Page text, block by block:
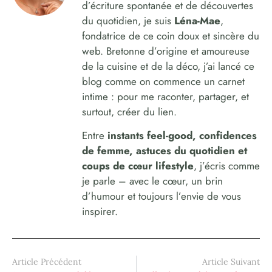
d’écriture spontanée et de découvertes
du quotidien, je suis Léna-Mae,
fondatrice de ce coin doux et sincère du
web. Bretonne d’origine et amoureuse
de la cuisine et de la déco, j’ai lancé ce
blog comme on commence un carnet
intime : pour me raconter, partager, et
surtout, créer du lien.
Entre instants feel-good, confidences
de femme, astuces du quotidien et
coups de cœur lifestyle, j’écris comme
je parle – avec le cœur, un brin
d’humour et toujours l’envie de vous
inspirer.
Article Précédent Article Suivant